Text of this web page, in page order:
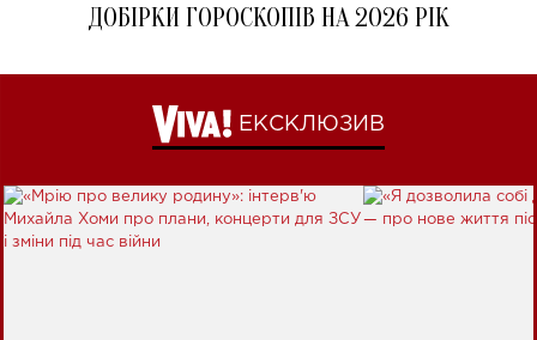
ДОБІРКИ ГОРОСКОПІВ НА 2026 РІК
ЕКСКЛЮЗИВ